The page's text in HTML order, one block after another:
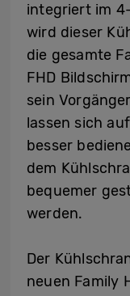
integriert im
wird dieser
die gesamte
FHD
sein
lassen sich
besser
dem
bequemer
werden.
Der
neuen Family